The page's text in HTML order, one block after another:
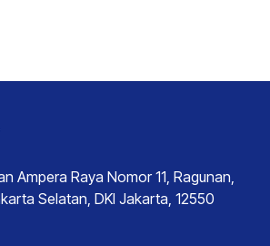
Ampera Raya Nomor 11, Ragunan,
Selatan, DKI Jakarta, 12550